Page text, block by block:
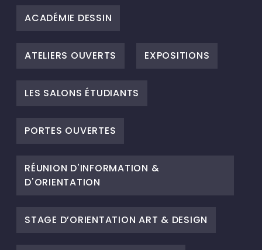
ACADÉMIE DESSIN
ATELIERS OUVERTS EXPOSITIONS
LES SALONS ÉTUDIANTS
PORTES OUVERTES
RÉUNION D'INFORMATION &
D'ORIENTATION
STAGE D’ORIENTATION ART & DESIGN